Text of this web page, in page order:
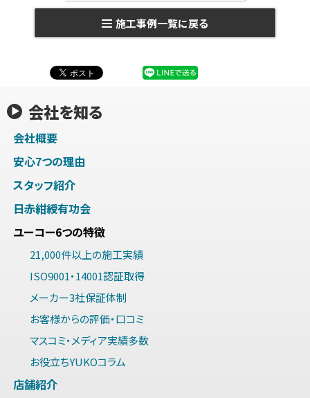
施工事例一覧に戻る
会社を知る
会社概要
安心7つの理由
スタッフ紹介
日赤紺綬有功会
ユーコー6つの特徴
21,000件以上の施工実績
ISO9001・14001認証取得
メーカー3社保証体制
お客様からの評価・口コミ
マスコミ・メディア実績多数
お役立ちYUKOコラム
店舗紹介